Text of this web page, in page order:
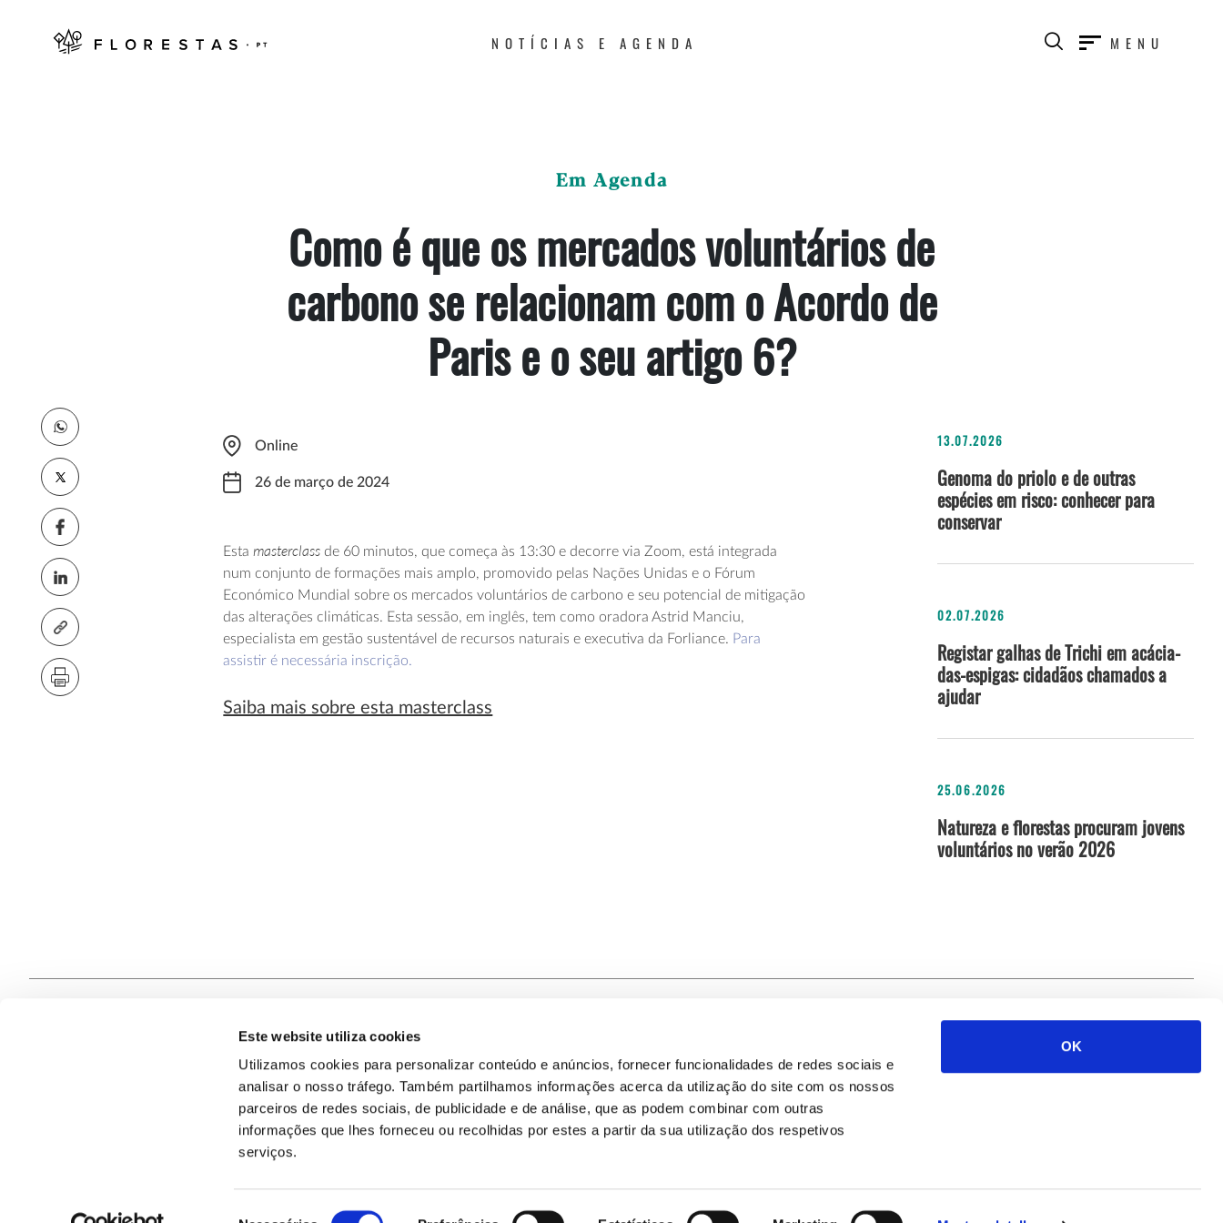
Este website utiliza cookies
Utilizamos cookies para personalizar conteúdo e anúncios, fornecer funcionalidades de redes sociais e
analisar o nosso tráfego. Também partilhamos informações acerca da utilização do site com os nossos
parceiros de redes sociais, de publicidade e de análise, que as podem combinar com outras
informações que lhes forneceu ou recolhidas por estes a partir da sua utilização dos respetivos
serviços.
OK
NOTÍCIAS E AGENDA MENU
Em Agenda
Como é que os mercados voluntários de
carbono se relacionam com o Acordo de
Paris e o seu artigo 6?
Online
26 de março de 2024
Esta masterclass de 60 minutos, que começa às 13:30 e decorre via Zoom, está integrada
num conjunto de formações mais amplo, promovido pelas Nações Unidas e o Fórum
Económico Mundial sobre os mercados voluntários de carbono e seu potencial de mitigação
das alterações climáticas. Esta sessão, em inglês, tem como oradora Astrid Manciu,
especialista em gestão sustentável de recursos naturais e executiva da Forliance. Para
assistir é necessária inscrição.
Saiba mais sobre esta masterclass
13.07.2026
Genoma do priolo e de outras
espécies em risco: conhecer para
conservar
02.07.2026
Registar galhas de Trichi em acácia-
das-espigas: cidadãos chamados a
ajudar
25.06.2026
Natureza e florestas procuram jovens
voluntários no verão 2026
Contacte-nos
Quem Somos
Política de Privacidade
Política de Cookies
Mapa do Site